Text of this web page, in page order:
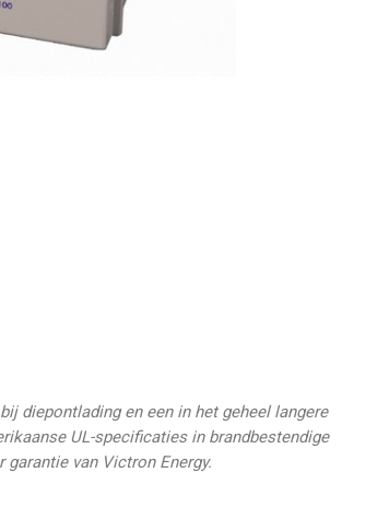
diepontlading en een in het geheel langere
UL-specificaties in brandbestendige
garantie van Victron Energy.